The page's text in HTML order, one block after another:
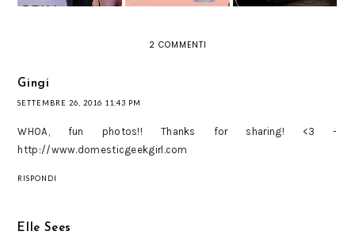
2 COMMENTI
Gingi
SETTEMBRE 26, 2016 11:43 PM
WHOA, fun photos!! Thanks for sharing! <3 -
http://www.domesticgeekgirl.com
RISPONDI
Elle Sees